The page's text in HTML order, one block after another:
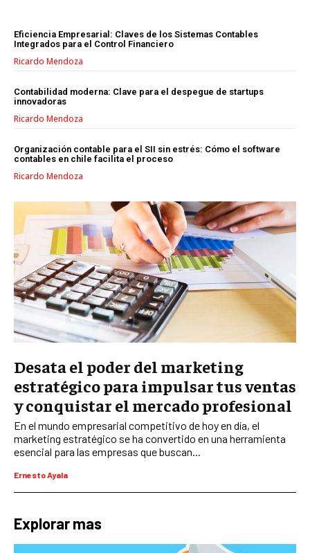
ANÁLISIS DE COMPETENCIA
GESTIÓN DE CLIENTES
EMPRENDIMIENTO
INNOVACIÓN EMPRESARIAL
LIDERAZGO
HABILIDADES DIRECTIVAS
EMPRENDIMIENTO
PLANIFICACIÓN EMPRESARIAL
FINANZAS
FINANZAS Y CONTABILIDAD
GESTIÓN DE RECURSOS FINANCIEROS
INVERSIONES Y MERCADOS FINANCIEROS
CONTABILIDAD EMPRESARIAL
ECONOMÍA EMPRESARIAL
INTERNACIONAL
NEGOCIOS INTERNACIONALES
COMERCIO INTERNACIONAL
EXPANSIÓN GLOBAL
Eficiencia Empresarial: Claves de los Sistemas Contables
Integrados para el Control Financiero
Ricardo Mendoza
Contabilidad moderna: Clave para el despegue de startups
innovadoras
Ricardo Mendoza
Organización contable para el SII sin estrés: Cómo el software
contables en chile facilita el proceso
Ricardo Mendoza
Desata el poder del marketing
estratégico para impulsar tus ventas
y conquistar el mercado profesional
En el mundo empresarial competitivo de hoy en día, el
marketing estratégico se ha convertido en una herramienta
esencial para las empresas que buscan...
Ernesto Ayala
Explorar mas